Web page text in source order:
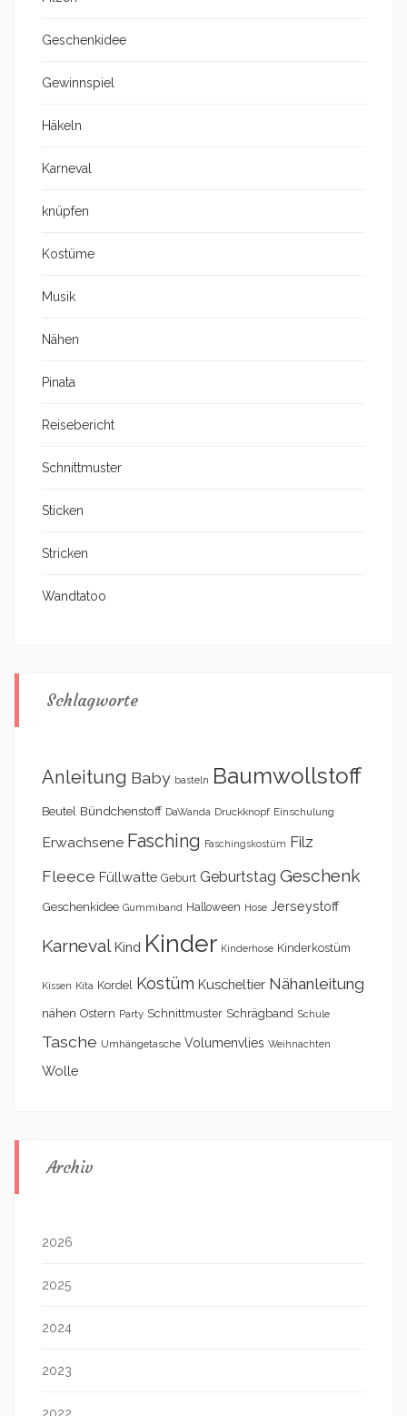
Geschenkidee
Gewinnspiel
Häkeln
Karneval
knüpfen
Kostüme
Musik
Nähen
Pinata
Reisebericht
Schnittmuster
Sticken
Stricken
Wandtatoo
Schlagworte
Anleitung Baby basteln Baumwollstoff
Beutel Bündchenstoff DaWanda Druckknopf Einschulung
Erwachsene Fasching Faschingskostüm Filz
Fleece Füllwatte Geburt Geburtstag Geschenk
Geschenkidee Gummiband Halloween Hose Jerseystoff
Karneval Kind Kinder Kinderhose Kinderkostüm
Kissen Kita Kordel Kostüm Kuscheltier Nähanleitung
nähen Ostern Party Schnittmuster Schrägband Schule
Tasche Umhängetasche Volumenvlies Weihnachten
Wolle
Archiv
2026
2025
2024
2023
2022